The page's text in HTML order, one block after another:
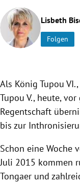
Untermenü
Untermenü
Untermenü
Untermenü
Untermenü
Lisbeth
Folgen
Als König Tupou
Tupou V., heute,
Regentschaft
bis zur
Schon eine Woche
Juli 2015 kommen
Tongaer und